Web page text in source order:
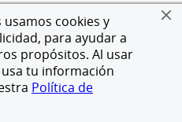
cookies y
para ayudar a
propósitos. Al usar
tu información
Política de